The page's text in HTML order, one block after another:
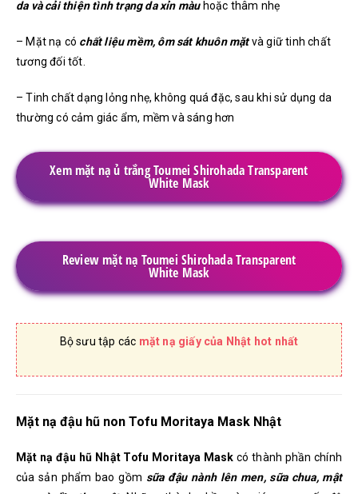
da và cải thiện tình trạng da xỉn màu hoặc thâm nhẹ
– Mặt nạ có chất liệu mềm, ôm sát khuôn mặtvà giữ tinh chất
tương đối tốt.
– Tinh chất dạng lỏng nhẹ, không quá đặc, sau khi sử dụng da
thường có cảm giác ẩm, mềm và sáng hơn
Xem mặt nạ ủ trắng Toumei Shirohada Transparent
White Mask
Review mặt nạ Toumei Shirohada Transparent
White Mask
Bộ sưu tập các mặt nạ giấy của Nhật hot nhất
Mặt nạ đậu hũ non Tofu Moritaya Mask Nhật
Mặt nạ đậu hũ Nhật Tofu Moritaya Mask có thành phần chính
của sản phẩm bao gồm sữa đậu nành lên men, sữa chua, mật